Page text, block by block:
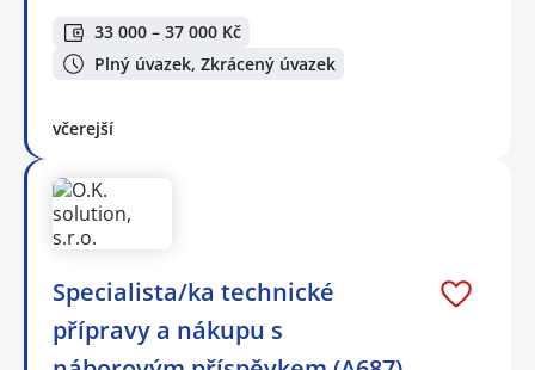
33 000 – 37 000 Kč
Plný úvazek, Zkrácený úvazek
včerejší
Specialista/ka technické
přípravy a nákupu s